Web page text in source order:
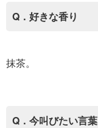
Q．好きな香り
抹茶。
Q．今叫びたい言葉